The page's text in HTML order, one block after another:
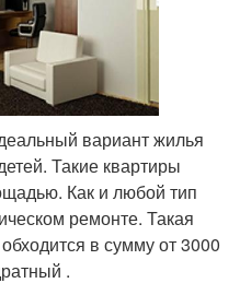
вариант жилья
Такие квартиры
Как и любой тип
ремонте. Такая
в сумму от 3000
.